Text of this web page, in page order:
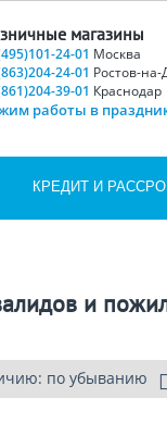
магазины
24-01 Москва
24-01 Ростов-на-
39-01 Краснодар
работы в
КРЕДИТ И
и
по убыванию